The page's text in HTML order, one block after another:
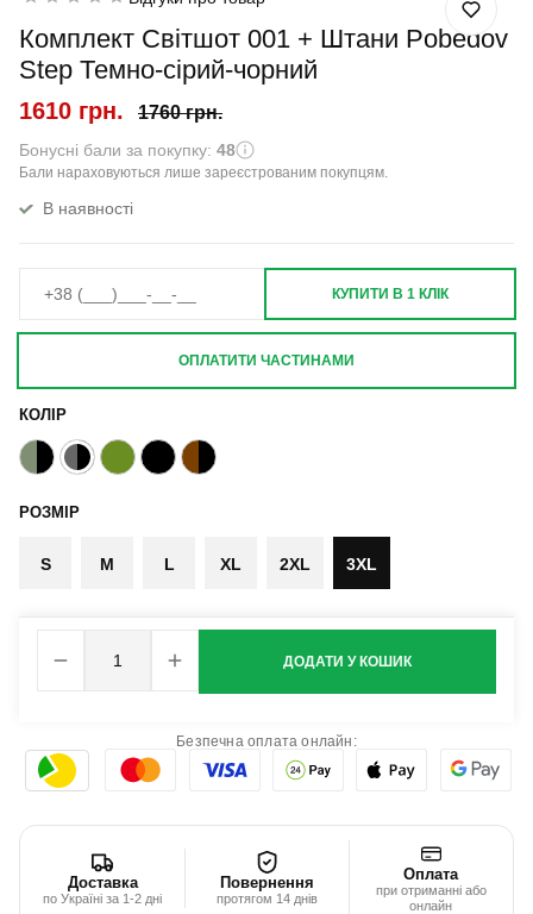
Комплект Світшот 001 + Штани Pobedov
Step Темно-сірий-чорний
1610 грн. 1760 грн.
Бонусні бали за покупку: 48
Бали нараховуються лише зареєстрованим покупцям.
В наявності
КОЛІР
РОЗМІР
S M L XL 2XL 3XL
ДОДАТИ У КОШИК
КУПИТИ В 1 КЛІК
ОПЛАТИТИ ЧАСТИНАМИ
Безпечна оплата онлайн:
Доставка
по Україні за 1-2 дні
Повернення
протягом 14 днів
Оплата
при отриманні або
онлайн